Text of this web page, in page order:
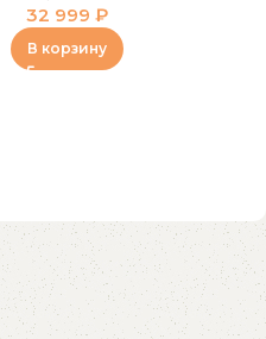
32 999 ₽
В корзину